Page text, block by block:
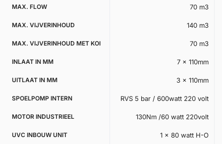
MAX. FLOW 70 m3
MAX. VIJVERINHOUD 140 m3
MAX. VIJVERINHOUD MET KOI 70 m3
INLAAT IN MM 7 x 110mm
UITLAAT IN MM 3 x 110mm
SPOELPOMP INTERN RVS 5 bar / 600watt 220 volt
MOTOR INDUSTRIEEL 130Nm /60 watt 220volt
UVC INBOUW UNIT 1 x 80 watt H-O